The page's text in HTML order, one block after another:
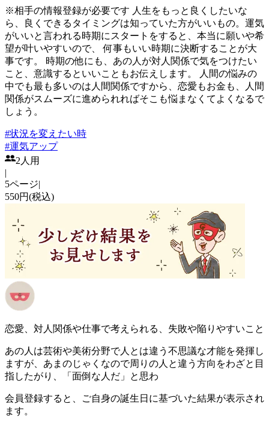
※相手の情報登録が必要です 人生をもっと良くしたいな
ら、良くできるタイミングは知っていた方がいいもの。運気
がいいと言われる時期にスタートをすると、本当に願いや希
望が叶いやすいので、 何事もいい時期に決断することが大
事です。 時期の他にも、あの人が対人関係で気をつけたい
こと、意識するといいこともお伝えします。 人間の悩みの
中でも最も多いのは人間関係ですから、恋愛もお金も、人間
関係がスムーズに進められればそこも悩まなくてよくなるで
しょう。
#状況を変えたい時
#運気アップ
2人用
|
5ページ|
550円(税込)
恋愛、対人関係や仕事で考えられる、失敗や陥りやすいこと
あの人は芸術や美術分野で人とは違う不思議な才能を発揮し
ますが、あまのじゃくなので周りの人と違う方向をわざと目
指したがり、「面倒な人だ」と思わ
会員登録すると、ご自身の誕生日に基づいた結果が表示され
ます。